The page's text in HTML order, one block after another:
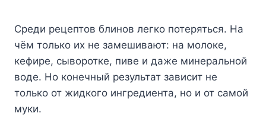
Среди рецептов блинов легко потеряться. На
чём только их не замешивают: на молоке,
кефире, сыворотке, пиве и даже минеральной
воде. Но конечный результат зависит не
только от жидкого ингредиента, но и от самой
муки.